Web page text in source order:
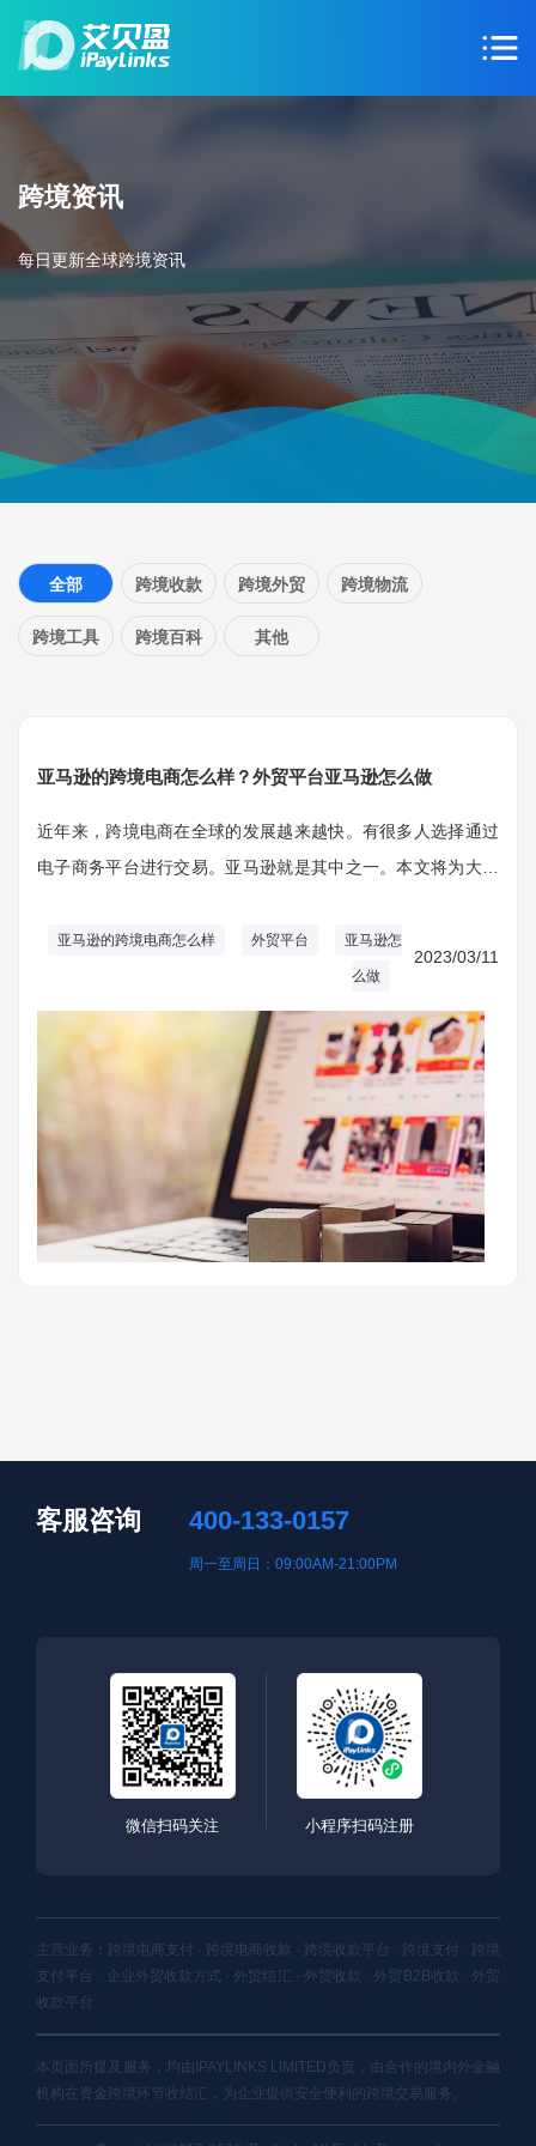
跨境资讯
每日更新全球跨境资讯
全部 跨境收款 跨境外贸 跨境物流
跨境工具 跨境百科 其他
亚马逊的跨境电商怎么样？外贸平台亚马逊怎么做
近年来，跨境电商在全球的发展越来越快。有很多人选择通过
电子商务平台进行交易。亚马逊就是其中之一。本文将为大家
亚马逊的跨境电商怎么样 外贸平台 亚马逊怎
么做
2023/03/11
客服咨询 400-133-0157
周一至周日：09:00AM-21:00PM
微信扫码关注 小程序扫码注册
主营业务：跨境电商支付 · 跨境电商收款 · 跨境收款平台 · 跨境支付 · 跨境
支付平台 · 企业外贸收款方式 · 外贸结汇 · 外贸收款 · 外贸B2B收款 · 外贸
收款平台
本页面所提及服务，均由IPAYLINKS LIMITED负责，由合作的境内外金融
机构在资金跨境环节收结汇，为企业提供安全便利的跨境交易服务。